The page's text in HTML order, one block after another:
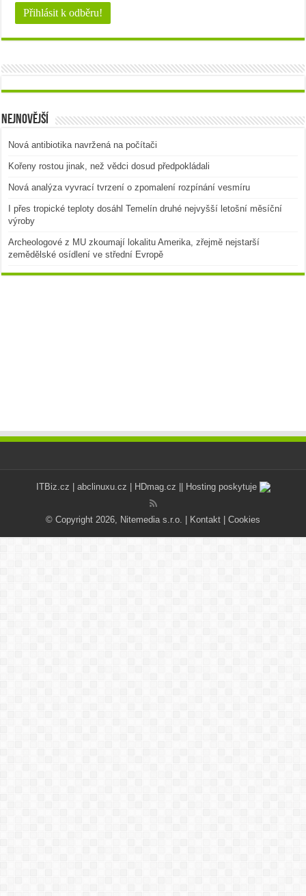
Nejnovější
Nová antibiotika navržená na počítači
Kořeny rostou jinak, než vědci dosud předpokládali
Nová analýza vyvrací tvrzení o zpomalení rozpínání vesmíru
I přes tropické teploty dosáhl Temelín druhé nejvyšší letošní měsíční
výroby
Archeologové z MU zkoumají lokalitu Amerika, zřejmě nejstarší
zemědělské osídlení ve střední Evropě
ITBiz.cz | abclinuxu.cz | HDmag.cz || Hosting poskytuje
© Copyright 2026, Nitemedia s.r.o. | Kontakt | Cookies